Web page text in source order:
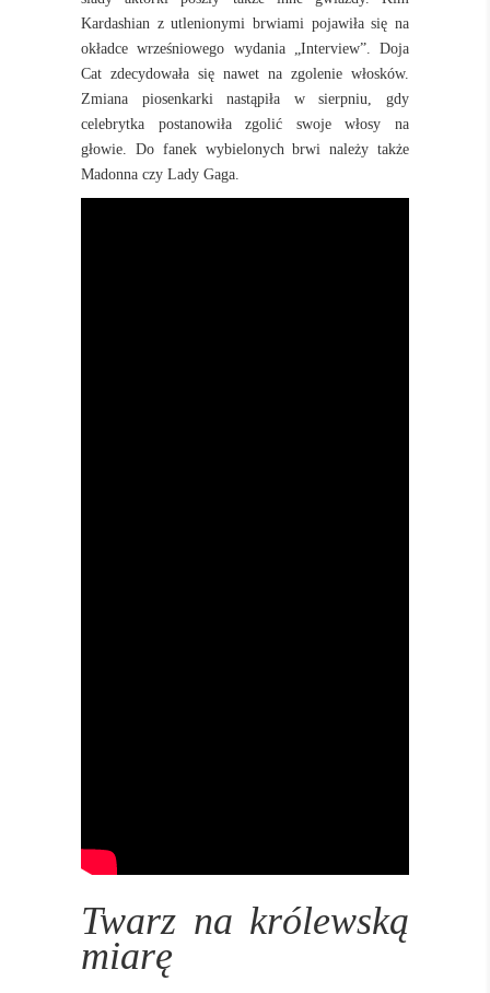
Kardashian z utlenionymi brwiami pojawiła się na
okładce wrześniowego wydania „Interview”. Doja
Cat zdecydowała się nawet na zgolenie włosków.
Zmiana piosenkarki nastąpiła w sierpniu, gdy
celebrytka postanowiła zgolić swoje włosy na
głowie. Do fanek wybielonych brwi należy także
Madonna czy Lady Gaga.
Twarz na królewską
miarę